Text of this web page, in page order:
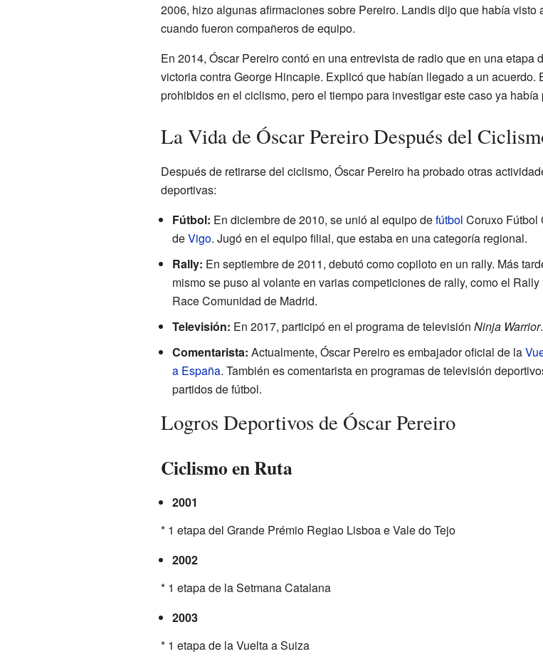
2006, hizo algunas afirmaciones sobre Pereiro. Landis dijo que había
cuando fueron compañeros de equipo.
En 2014, Óscar Pereiro contó en una entrevista de radio que en una etapa
victoria contra George Hincapie. Explicó que habían llegado a un acuerdo.
prohibidos en el ciclismo, pero el tiempo para investigar este caso ya había
La Vida de Óscar Pereiro Después del
Después de retirarse del ciclismo, Óscar Pereiro ha probado otras
deportivas:
Fútbol: En diciembre de 2010, se unió al equipo defútbol Coruxo Fútbol
deVigo. Jugó en el equipo filial, que estaba en una categoría regional.
Rally: En septiembre de 2011, debutó como copiloto en un rally. Más
mismo se puso al volante en varias competiciones de rally, como el Rally
Race Comunidad de Madrid.
Televisión: En 2017, participó en el programa de televisión Ninja Warrior.
Comentarista: Actualmente, Óscar Pereiro es embajador oficial de la
a España. También es comentarista en programas de televisión
partidos de fútbol.
Logros Deportivos de Óscar Pereiro
Ciclismo en Ruta
2001
* 1 etapa del Grande Prémio Regiao Lisboa e Vale do Tejo
2002
* 1 etapa de la Setmana Catalana
2003
* 1 etapa de la Vuelta a Suiza